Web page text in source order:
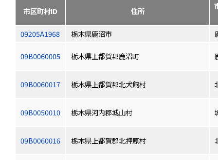
市区町村ID 住所
09205A1968 栃木県鹿沼市
09B0060005 栃木県上都賀郡鹿沼町
09B0060017 栃木県上都賀郡北犬飼村
09B0050010 栃木県河内郡城山村
09B0060016 栃木県上都賀郡北押原村